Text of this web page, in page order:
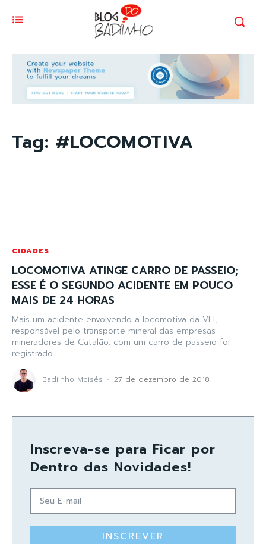
Tag: #LOCOMOTIVA
CIDADES
LOCOMOTIVA ATINGE CARRO DE PASSEIO;
ESSE É O SEGUNDO ACIDENTE EM POUCO
MAIS DE 24 HORAS
Mais um acidente envolvendo a locomotiva da VLI,
responsável pelo transporte mineral das empresas
mineradores de Catalão, com um carro de passeio foi
registrado...
Badiinho Moisés - 27 de dezembro de 2018
Inscreva-se para Ficar por
Dentro das Novidades!
INSCREVER